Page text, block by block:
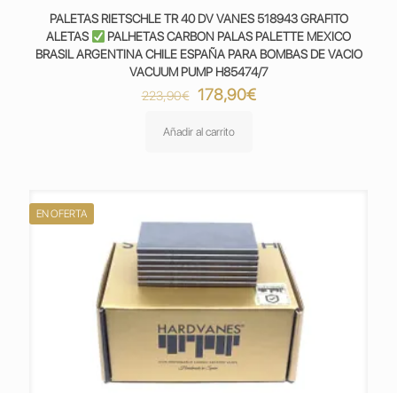
PALETAS RIETSCHLE TR 40 DV VANES 518943 GRAFITO
ALETAS
PALHETAS CARBON PALAS PALETTE MEXICO
BRASIL ARGENTINA CHILE ESPAÑA PARA BOMBAS DE VACIO
VACUUM PUMP H85474/7
223,90€ El
original
178,90€El
Añadir al carrito
EN OFERTA